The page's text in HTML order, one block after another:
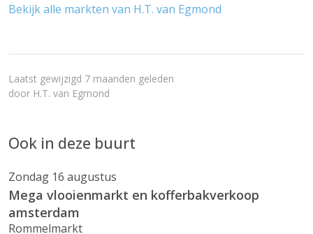
Bekijk alle markten van H.T. van Egmond
Laatst gewijzigd 7 maanden geleden
door H.T. van Egmond
Ook in deze buurt
Zondag 16 augustus
Mega vlooienmarkt en kofferbakverkoop
amsterdam
Rommelmarkt